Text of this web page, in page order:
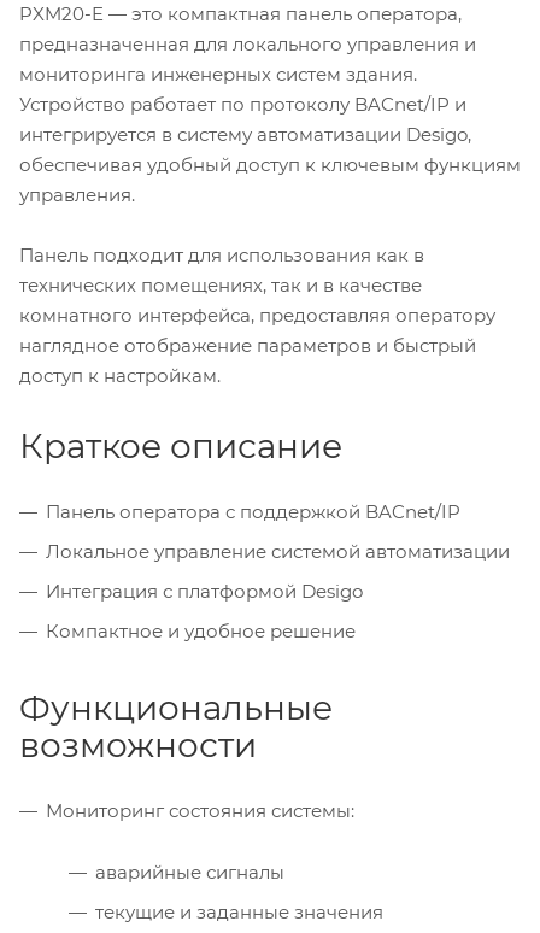
PXM20-E — это компактная панель оператора,
предназначенная для локального управления и
мониторинга инженерных систем здания.
Устройство работает по протоколу BACnet/IP и
интегрируется в систему автоматизации Desigo,
обеспечивая удобный доступ к ключевым функциям
управления.
Панель подходит для использования как в
технических помещениях, так и в качестве
комнатного интерфейса, предоставляя оператору
наглядное отображение параметров и быстрый
доступ к настройкам.
Краткое описание
Панель оператора с поддержкой BACnet/IP
Локальное управление системой автоматизации
Интеграция с платформой Desigo
Компактное и удобное решение
Функциональные
возможности
Мониторинг состояния системы:
аварийные сигналы
текущие и заданные значения